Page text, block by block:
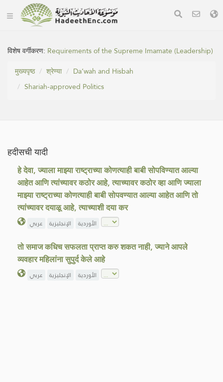
विशेष वर्गीकरण: Requirements of the Supreme Imamate (Leadership)
मुख्यपृष्ठ
श्रेण्या
Da‘wah and Hisbah
Shariah-approved Politics
हदीसची यादी
हे देवा, ज्याला माझ्या राष्ट्राच्या कोणत्याही बाबी सोपविण्यात आल्या
आहेत आणि त्यांच्यावर कठोर आहे, त्याच्यावर कठोर व्हा आणि ज्याला
माझ्या राष्ट्राच्या कोणत्याही बाबी सोपवण्यात आल्या आहेत आणि तो
त्यांच्यावर दयाळू आहे, त्याच्याशी दया कर
عربي الإنجليزية الأوردية
तो समाज कधिच सफलता प्राप्त करु शकत नाही, ज्याने आपले
व्यवहार महिलांना सुपुर्द केले आहे
عربي الإنجليزية الأوردية